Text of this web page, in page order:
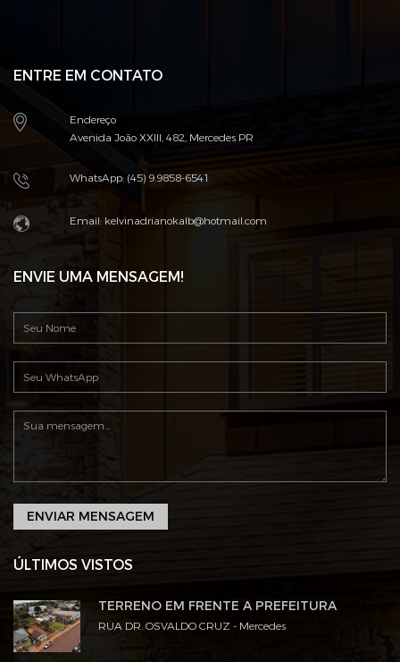
ENTRE EM CONTATO
Endereço
Avenida João XXIII, 482, Mercedes PR
WhatsApp: (45) 9.9858-6541
Email: kelvinadrianokalb@hotmail.com
ÚLTIMOS VISTOS
TERRENO EM FRENTE A PREFEITURA
RUA DR. OSVALDO CRUZ - Mercedes
ENVIE UMA MENSAGEM!
ENVIAR MENSAGEM